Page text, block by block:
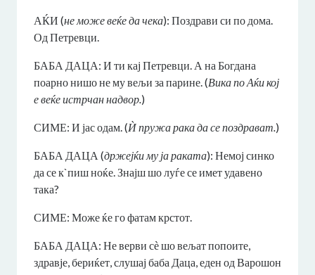
АЌИ (не може веќе да чека): Поздрави си по дома.
Од Петревци.
БАБА ДАЦА: И ти кај Петревци. А на Богдана
поарно нишо не му вељи за парине. (Вика по Аќи кој
е веќе истрчан надвор.)
СИМЕ: И јас одам. (Ѝ пружа рака да се поздрават.)
БАБА ДАЦА (држејќи му ја раката): Немој синко
да се к`пиш ноќе. Знајш шо луѓе се имет удавено
така?
СИМЕ: Може ќе го фатам крстот.
БАБА ДАЦА: Не верви сѐ шо вељат попоите,
здравје, бериќет, слушај баба Даца, еден од Варошон